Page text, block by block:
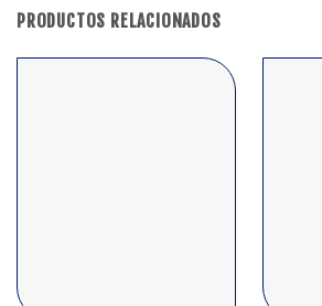
PRODUCTOS RELACIONADOS